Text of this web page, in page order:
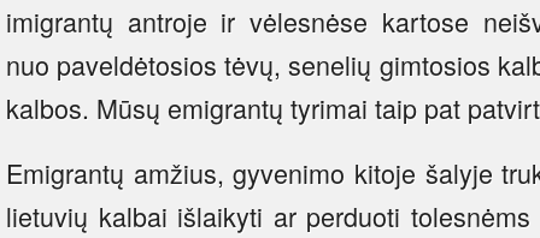
imigrantų antroje ir vėlesnėse kartose
nuo paveldėtosios tėvų, senelių gimtosios
kalbos. Mūsų emigrantų tyrimai taip pat
Emigrantų amžius, gyvenimo kitoje šalyje
lietuvių kalbai išlaikyti ar perduoti